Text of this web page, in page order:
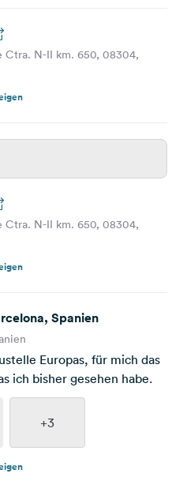
Ctra. N-II km. 650, 08304,
Ctra. N-II km. 650, 08304,
Spanien
Europas, für mich das
ich bisher gesehen habe.
+3